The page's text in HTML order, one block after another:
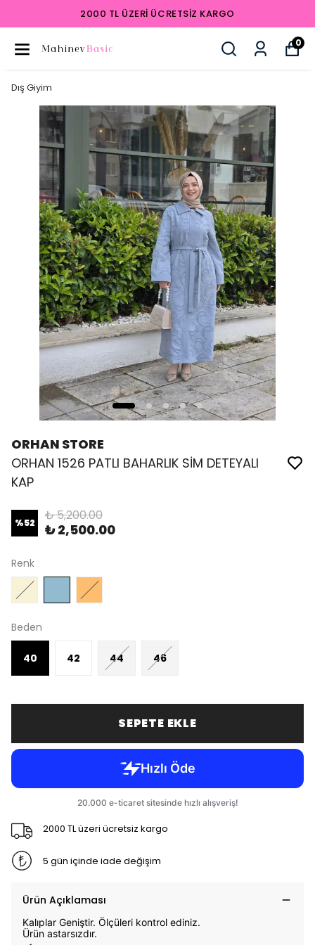
2000 TL ÜZERI ÜCRETSIZ KARGO
0
Dış Giyim
ORHAN STORE
ORHAN 1526 PATLI BAHARLIK SİM DETEYALI
KAP
%52 ₺ 5,200.00
₺ 2,500.00
Renk
Beden
40 42 44 46
SEPETE EKLE
2000 TL üzeri ücretsiz kargo
5 gün içinde iade değişim
Ürün Açıklaması
Kalıplar Geniştir. Ölçüleri kontrol ediniz.
Ürün astarsızdır.